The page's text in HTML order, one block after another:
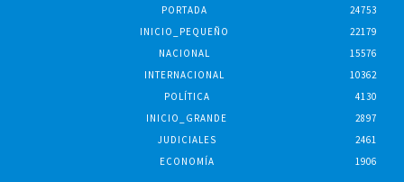
PORTADA
24753
INICIO_PEQUEÑO
22179
NACIONAL
15576
INTERNACIONAL
10362
POLÍTICA
4130
INICIO_GRANDE
2897
JUDICIALES
2461
ECONOMÍA
1906